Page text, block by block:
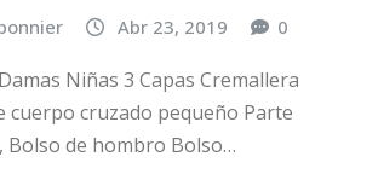
Abr 23, 2019 0
Niñas 3 Capas Cremallera
cuerpo cruzado pequeño Parte
Bolso de hombro Bolso…